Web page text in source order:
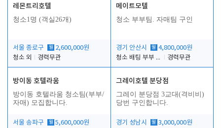
레몬트리호텔
청소1명 (객실26개)
서울 종로구 월 2,600,000원
청소 외
경력무관
메이트모텔
청소 부부팀. 자매팀 구인
경기 안산시 월 4,800,000원
청소 배팅 부부 구합니다
경력무관
방이동 호텔라움
방이동 호텔라움 청소팀(부부/
자매) 모집합니다.
서울 송파구 월 5,600,000원
그레이호텔 분당점
그레이 분당점 3교대(격비비)
당번 구인합니다.
경기 성남시 월 3,000,000원